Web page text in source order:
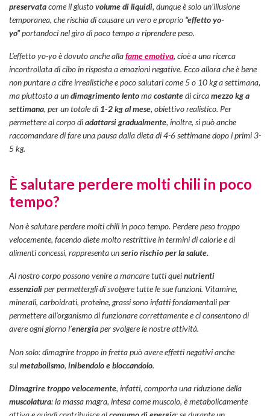
preservatacome il giustovolume di liquidi, dunque è solo un’illusione
temporanea, che rischia di causare un vero e proprio “effetto yo-
yo”portandoci nel giro di poco tempo a riprendere peso.
L’effetto yo-yo è dovuto anche allafame emotiva, cioè a una ricerca
incontrollata di cibo in risposta a emozioni negative. Ecco allora che è bene
non puntare a cifre irrealistiche e poco salutari come 5 o 10 kg a settimana,
ma piuttosto a undimagrimento lentomacostantedi circamezzo kg a
settimana, per un totale di 1-2 kg al mese, obiettivo realistico. Per
permettere al corpo diadattarsi gradualmente, inoltre, si può anche
raccomandare di fare una pausa dalla dieta di 4-6 settimane dopo i primi 3-
5 kg.
È salutare perdere molti chili in poco
tempo?
Non è salutare perdere molti chili in poco tempo. Perdere peso troppo
velocemente, facendo diete molto restrittive in termini di calorie e di
alimenti concessi, rappresenta unserio rischio per la salute.
Al nostro corpo possono venire a mancare tutti queinutrienti
essenzialiper permettergli di svolgere tutte le sue funzioni. Vitamine,
minerali, carboidrati, proteine, grassi sono infatti fondamentali per
permettere all’organismo di funzionare correttamente e ci consentono di
avere ogni giorno l’energiaper svolgere le nostre attività.
Non solo: dimagrire troppo in fretta può avere effetti negativi anche
sulmetabolismo, inibendolo e bloccandolo.
Dimagrire troppo velocemente, infatti, comporta una riduzione della
muscolatura: la massa magra, intesa come muscolo, è metabolicamente